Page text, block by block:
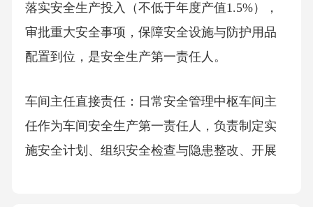
落实安全生产投入（不低于年度产值1.5%），
审批重大安全事项，保障安全设施与防护用品
配置到位，是安全生产第一责任人。
车间主任直接责任：日常安全管理中枢车间主
任作为车间安全生产第一责任人，负责制定实
施安全计划、组织安全检查与隐患整改、开展